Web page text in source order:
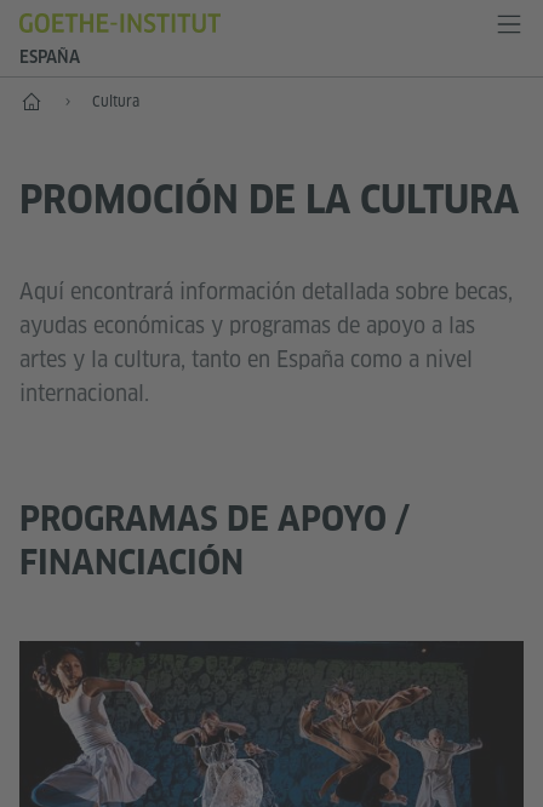
ESPAÑA
Inicio Cultura
PROMOCIÓN DE LA CULTURA
Aquí encontrará información detallada sobre becas,
ayudas económicas y programas de apoyo a las
artes y la cultura, tanto en España como a nivel
internacional.
PROGRAMAS DE APOYO /
FINANCIACIÓN